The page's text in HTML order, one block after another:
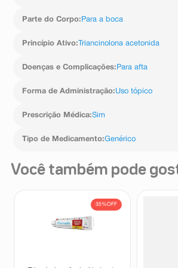
Parte do Corpo: Para a boca
Princípio Ativo: Triancinolona acetonida
Doenças e Complicações: Para afta
Forma de Administração:Uso tópico
Prescrição Médica:Sim
Tipo de Medicamento:Genérico
Você também pode
35%OFF